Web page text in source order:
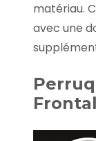
matériau.
avec une